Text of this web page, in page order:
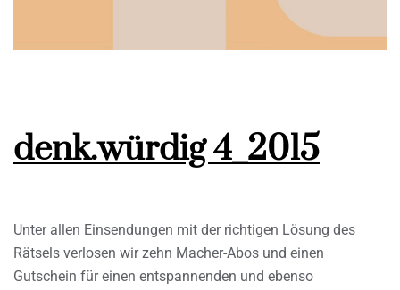
denk.würdig 4_2015
Unter allen Einsendungen mit der richtigen Lösung des
Rätsels verlosen wir zehn Macher-Abos und einen
Gutschein für einen entspannenden und ebenso